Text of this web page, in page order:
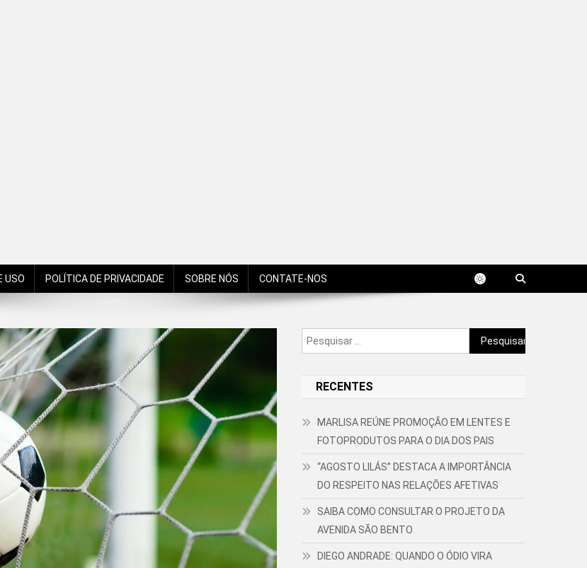
USO POLÍTICA DE PRIVACIDADE SOBRE NÓS CONTATE-NOS
Pesquisar
por:
RECENTES
MARLISA REÚNE PROMOÇÃO EM LENTES E
FOTOPRODUTOS PARA O DIA DOS PAIS
“AGOSTO LILÁS” DESTACA A IMPORTÂNCIA
DO RESPEITO NAS RELAÇÕES AFETIVAS
SAIBA COMO CONSULTAR O PROJETO DA
AVENIDA SÃO BENTO
DIEGO ANDRADE: QUANDO O ÓDIO VIRA